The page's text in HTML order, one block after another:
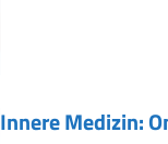
Innere Medizin: